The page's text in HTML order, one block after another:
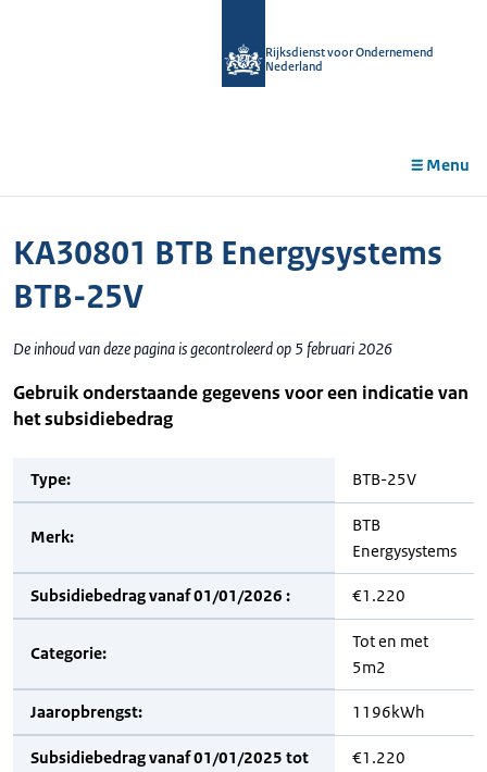
Rijksdienst voor Ondernemend
Nederland
Menu
KA30801 BTB Energysystems
BTB-25V
De inhoud van deze pagina is gecontroleerd op 5 februari 2026
Gebruik onderstaande gegevens voor een indicatie van
het subsidiebedrag
Type: BTB-25V
Merk:
BTB
Energysystems
Subsidiebedrag vanaf 01/01/2026 : €1.220
Categorie:
Tot en met
5m2
Jaaropbrengst: 1196kWh
Subsidiebedrag vanaf 01/01/2025 tot
€1.220